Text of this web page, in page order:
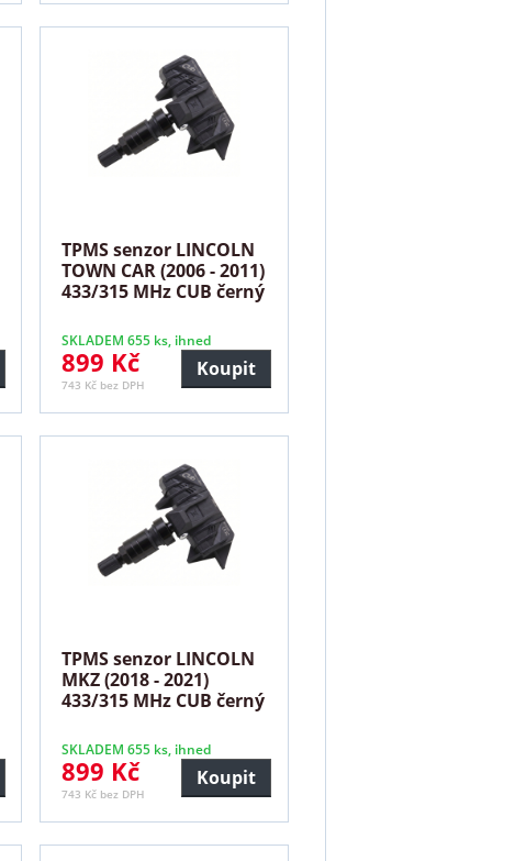
TPMS senzor LINCOLN
TOWN CAR (2006 - 2011)
433/315 MHz CUB černý
SKLADEM 655 ks, ihned
899 Kč
743 Kč bez DPH
Koupit
TPMS senzor LINCOLN
MKZ (2018 - 2021)
433/315 MHz CUB černý
SKLADEM 655 ks, ihned
899 Kč
743 Kč bez DPH
Koupit